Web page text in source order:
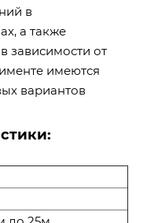
в
а также
зависимости от
имеются
вариантов